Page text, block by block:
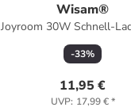
Wisam®
Joyroom 30W Schnell-
USB - Lightning , 1,2m
-33%
11,95 €
UVP: 17,99 €*